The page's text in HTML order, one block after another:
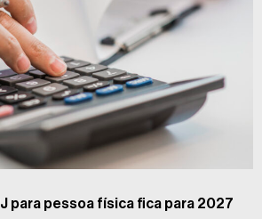
para pessoa física fica para 2027